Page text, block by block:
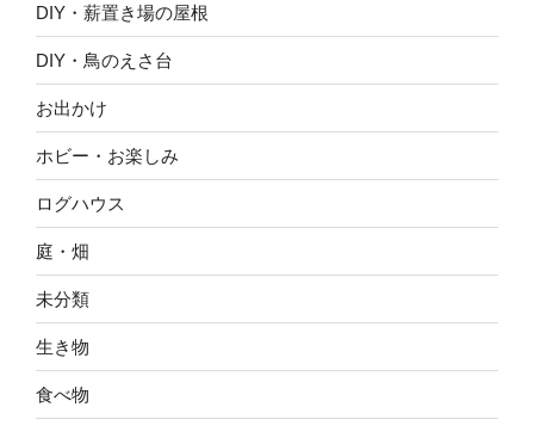
DIY・薪置き場の屋根
DIY・鳥のえさ台
お出かけ
ホビー・お楽しみ
ログハウス
庭・畑
未分類
生き物
食べ物